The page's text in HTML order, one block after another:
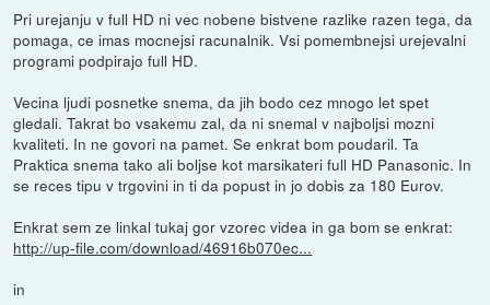
Pri urejanju v full HD ni vec nobene bistvene razlike razen tega, da
pomaga, ce imas mocnejsi racunalnik. Vsi pomembnejsi urejevalni
programi podpirajo full HD.
Vecina ljudi posnetke snema, da jih bodo cez mnogo let spet
gledali. Takrat bo vsakemu zal, da ni snemal v najboljsi mozni
kvaliteti. In ne govori na pamet. Se enkrat bom poudaril. Ta
Praktica snema tako ali boljse kot marsikateri full HD Panasonic. In
se reces tipu v trgovini in ti da popust in jo dobis za 180 Eurov.
Enkrat sem ze linkal tukaj gor vzorec videa in ga bom se enkrat:
http://up-file.com/download/46916b070ec...
in